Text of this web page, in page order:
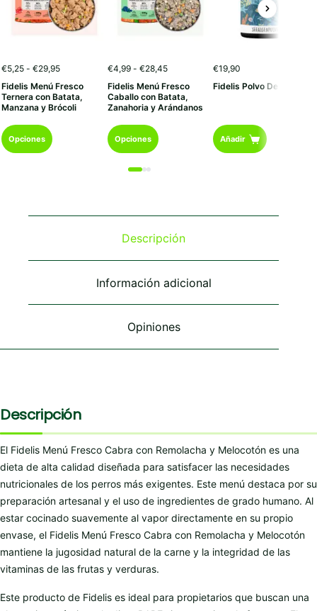
€5,25 - €29,95Rango
precios:
desde
€5,25
Fidelis Menú Fresco
Ternera con Batata,
Manzana y Brócoli
Opciones
Este
producto
opciones
elegir
página
€4,99 - €28,45Rango
precios:
desde
€4,99
Fidelis Menú Fresco
Caballo con Batata,
Zanahoria y Arándanos
Opciones
Este
producto
múltiples
opciones
pueden
elegir
la
página
producto
€19,90
Fidelis Polvo De Algas
Añadir
Descripción
Información adicional
Opiniones
Descripción
El Fidelis Menú Fresco Cabra con Remolacha y Melocotón es una
dieta de alta calidad diseñada para satisfacer las necesidades
nutricionales de los perros más exigentes. Este menú destaca por su
preparación artesanal y el uso de ingredientes de grado humano. Al
estar cocinado suavemente al vapor directamente en su propio
envase, el Fidelis Menú Fresco Cabra con Remolacha y Melocotón
mantiene la jugosidad natural de la carne y la integridad de las
vitaminas de las frutas y verduras.
Este producto de Fidelis es ideal para propietarios que buscan una